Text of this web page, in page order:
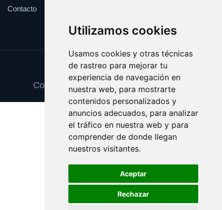
Utilizamos cookies
Usamos cookies y otras técnicas
de rastreo para mejorar tu
experiencia de navegación en
nuestra web, para mostrarte
contenidos personalizados y
anuncios adecuados, para analizar
el tráfico en nuestra web y para
comprender de donde llegan
nuestros visitantes.
Aceptar
Rechazar
Contacto
Update cookies preferences
Copyright © 2025 espaciosnaturales.es